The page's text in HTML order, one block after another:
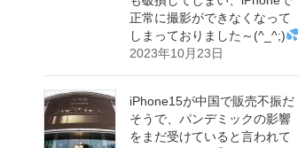
正常に撮影ができなくなって
しまっておりました～(^_^;)
2023年10月23日
iPhone15が中国で販売不振だ
そうで、パンデミックの影響
をまだ受けていると言われて